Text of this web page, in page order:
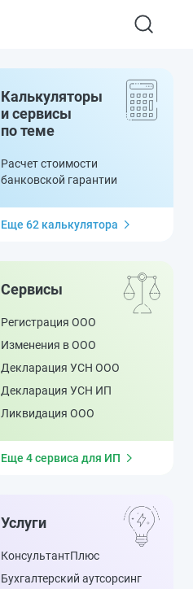
Калькуляторы
и сервисы
по теме
Расчет стоимости
банковской гарантии
Еще 62 калькулятора
Сервисы
Регистрация ООО
Изменения в ООО
Декларация УСН ООО
Декларация УСН ИП
Ликвидация ООО
Еще 4 сервиса для ИП
Услуги
КонсультантПлюс
Бухгалтерский аутсорсинг